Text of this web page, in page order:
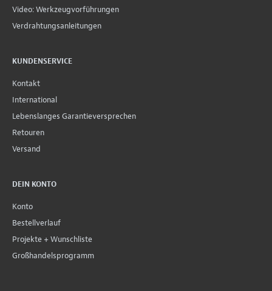
Video: Werkzeugvorführungen
Verdrahtungsanleitungen
KUNDENSERVICE
Kontakt
International
Lebenslanges Garantieversprechen
Retouren
Versand
DEIN KONTO
Konto
Bestellverlauf
Projekte + Wunschliste
Großhandelsprogramm